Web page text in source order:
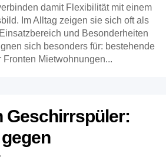
damit Flexibilität mit einem
Im Alltag zeigen sie sich oft als
und Besonderheiten
sich besonders für: bestehende
Mietwohnungen...
Geschirrspüler: